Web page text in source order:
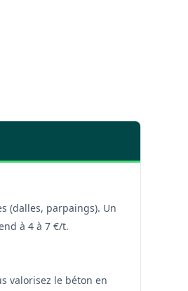
(dalles, parpaings). Un
à 4 à 7 €/t.
valorisez le béton en